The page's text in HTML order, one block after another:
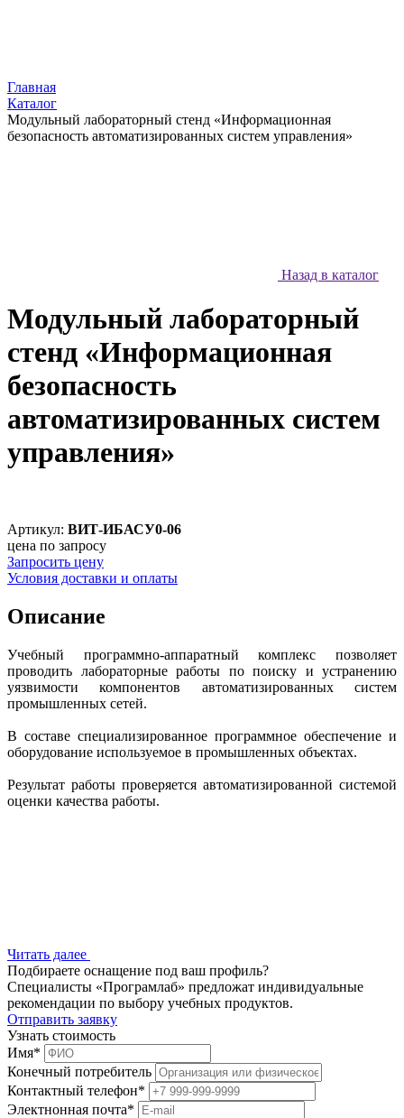
Главная
Каталог
Модульный лабораторный стенд «Информационная
безопасность автоматизированных систем управления»
Назад в каталог
Модульный лабораторный
стенд «Информационная
безопасность
автоматизированных систем
управления»
Артикул: ВИТ-ИБАСУ0-06
цена по запросу
Запросить цену
Условия доставки и оплаты
Описание
Учебный программно-аппаратный комплекс позволяет
проводить лабораторные работы по поиску и устранению
уязвимости компонентов автоматизированных систем
промышленных сетей.
В составе специализированное программное обеспечение и
оборудование используемое в промышленных объектах.
Результат работы проверяется автоматизированной системой
оценки качества работы.
Читать далее
Подбираете оснащение под ваш профиль?
Специалисты «Програмлаб» предложат индивидуальные
рекомендации по выбору учебных продуктов.
Отправить заявку
Узнать стоимость
Имя*
Конечный потребитель
Контактный телефон*
Электнонная почта*